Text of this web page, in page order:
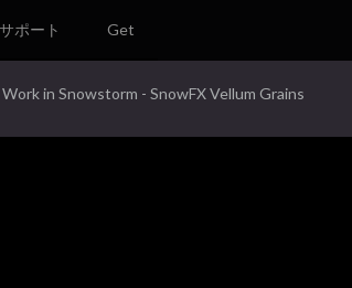
サポート Get
in Snowstorm - SnowFX Vellum Grains